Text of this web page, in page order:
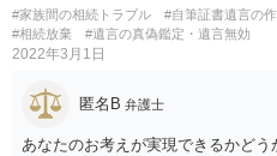
#家族間の相続トラブル #自筆証書遺言の
#相続放棄
#遺言の真偽鑑定・遺言無効
2022年3月1日
匿名B 弁護士
あなたのお考えが実現できるかど